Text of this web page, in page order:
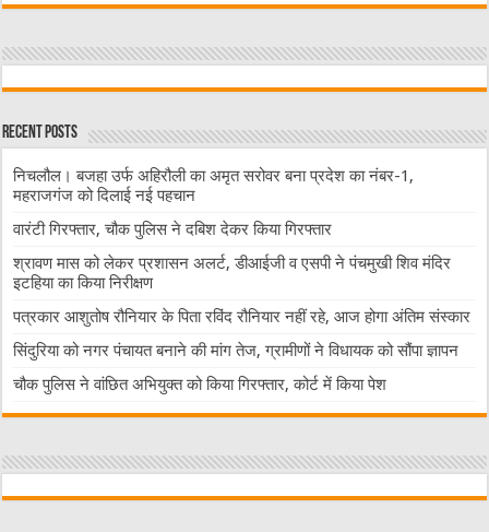
Recent Posts
निचलौल। बजहा उर्फ अहिरौली का अमृत सरोवर बना प्रदेश का नंबर-1,
महराजगंज को दिलाई नई पहचान
वारंटी गिरफ्तार, चौक पुलिस ने दबिश देकर किया गिरफ्तार
श्रावण मास को लेकर प्रशासन अलर्ट, डीआईजी व एसपी ने पंचमुखी शिव मंदिर
इटहिया का किया निरीक्षण
पत्रकार आशुतोष रौनियार के पिता रविंद रौनियार नहीं रहे, आज होगा अंतिम संस्कार
सिंदुरिया को नगर पंचायत बनाने की मांग तेज, ग्रामीणों ने विधायक को सौंपा ज्ञापन
चौक पुलिस ने वांछित अभियुक्त को किया गिरफ्तार, कोर्ट में किया पेश